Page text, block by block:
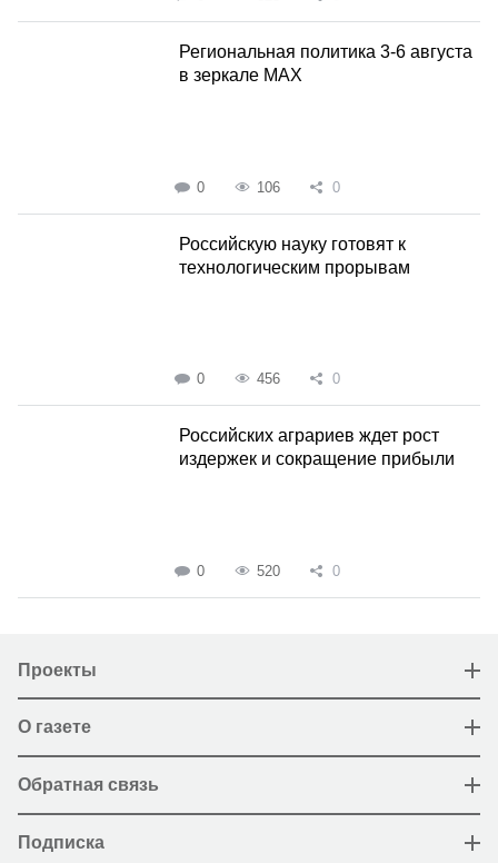
Региональная политика 3-6 августа
в зеркале MAX
0 106 0
Российскую науку готовят к
технологическим прорывам
0 456 0
Российских аграриев ждет рост
издержек и сокращение прибыли
0 520 0
Проекты
О газете
Обратная связь
Подписка